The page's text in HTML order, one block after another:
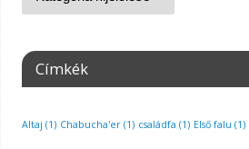
Címkék
Altaj (1) Chabucha'er(1) családfa (1) Első falu (1)